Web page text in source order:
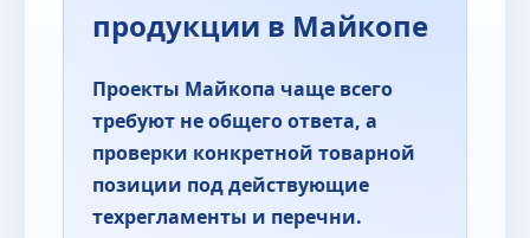
продукции в Майкопе
Проекты Майкопа чаще всего
требуют не общего ответа, а
проверки конкретной товарной
позиции под действующие
техрегламенты и перечни.